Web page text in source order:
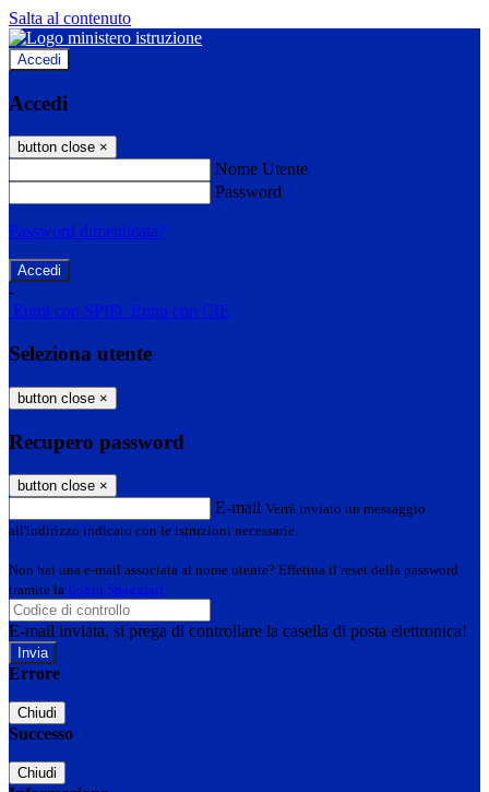
Salta al contenuto
Accedi
Accedi
button close ×
Nome Utente
Password
Password dimenticata?
-
Entra con SPID Entra con CIE
Seleziona utente
button close ×
Recupero password
button close ×
E-mail Verrà inviato un messaggio
all'indirizzo indicato con le istruzioni necessarie.
Non hai una e-mail associata al nome utente? Effettua il reset della password
tramite la Login Spaggiari
E-mail inviata, si prega di controllare la casella di posta elettronica!
Errore
Chiudi
Successo
Chiudi